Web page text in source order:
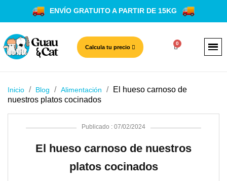
ENVÍO GRATUITO A PARTIR DE 15KG
Calcula tu precio
Inicio Blog Alimentación
El hueso carnoso de
nuestros platos cocinados
Publicado : 07/02/2024
El hueso carnoso de nuestros
platos cocinados